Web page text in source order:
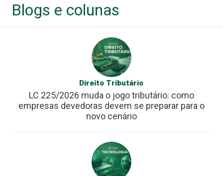
Blogs e colunas
Direito Tributário
LC 225/2026 muda o jogo tributário: como
empresas devedoras devem se preparar para o
novo cenário